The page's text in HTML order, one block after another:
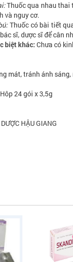
Thuốc qua nhau thai
và nguy cơ.
Thuốc có bài tiết
sĩ, dược sĩ để cân
biệt khác: Chưa có
mát, tránh ánh
Hôp 24 gói x 3,5g
HẬU GIANG